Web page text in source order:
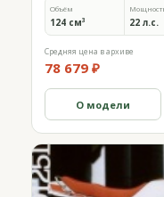
Объём
124 см³ 22 л.с.
Средняя цена в архиве
78 679 ₽
О модели